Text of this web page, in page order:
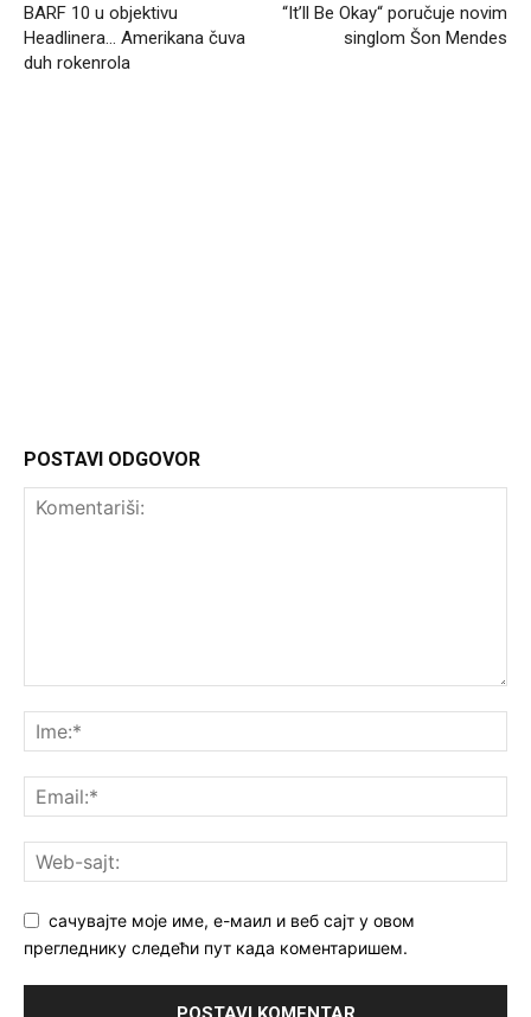
BARF 10 u objektivu
Headlinera… Amerikana čuva
duh rokenrola
“It’ll Be Okay“ poručuje novim
singlom Šon Mendes
POSTAVI ODGOVOR
сачувајте моје име, е-маил и веб сајт у овом
прегледнику следећи пут када коментаришем.